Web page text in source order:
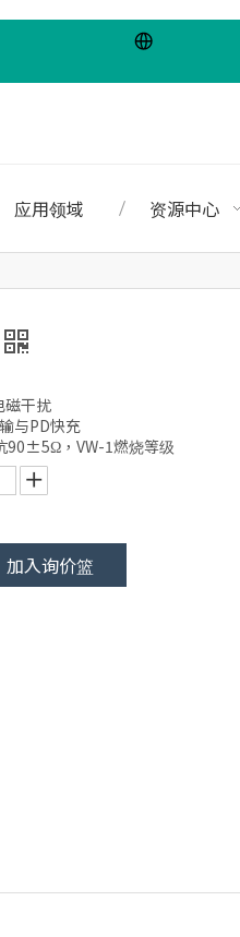
应用领域 资源中心
磁干扰
与PD快充
90±5Ω，VW-1燃烧等级
加入询价篮